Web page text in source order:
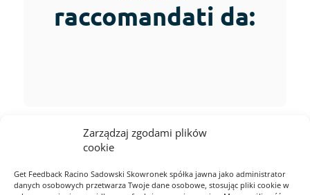
Zarządzaj zgodami plików
cookie
Get Feedback Racino Sadowski Skowronek spółka jawna jako administrator
danych osobowych przetwarza Twoje dane osobowe, stosując pliki cookie w
raccomandati da: